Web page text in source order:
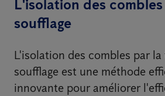
L'isolation des
soufflage
L'isolation des combles par
soufflage est une méthode
innovante pour améliorer